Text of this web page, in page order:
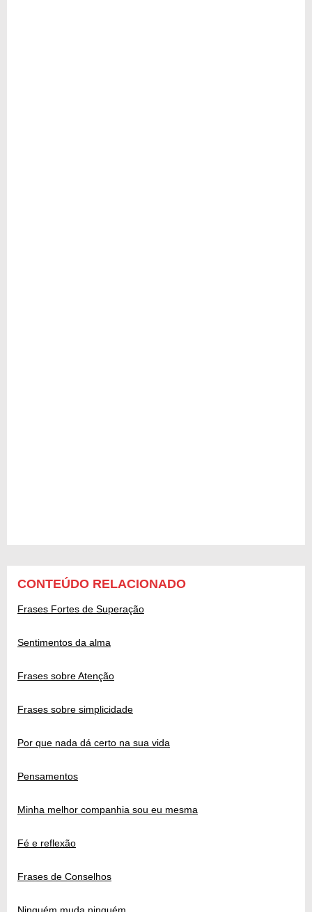
CONTEÚDO RELACIONADO
Frases Fortes de Superação
Sentimentos da alma
Frases sobre Atenção
Frases sobre simplicidade
Por que nada dá certo na sua vida
Pensamentos
Minha melhor companhia sou eu mesma
Fé e reflexão
Frases de Conselhos